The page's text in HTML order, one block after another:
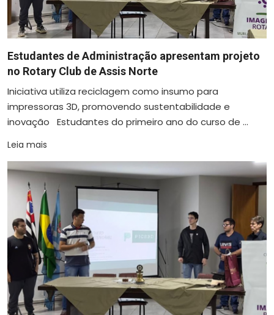
Estudantes de Administração apresentam projeto
no Rotary Club de Assis Norte
Iniciativa utiliza reciclagem como insumo para
impressoras 3D, promovendo sustentabilidade e
inovação Estudantes do primeiro ano do curso de ...
Leia mais